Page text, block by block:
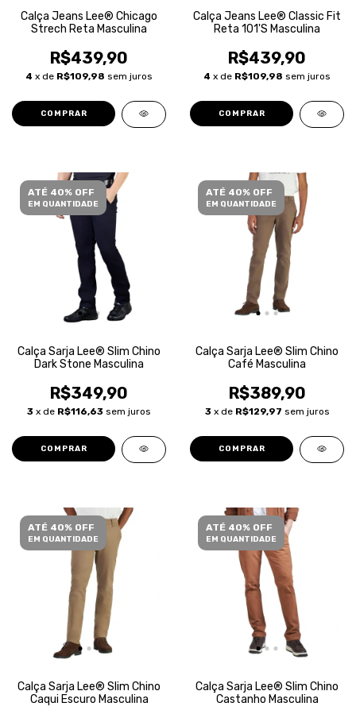
Calça Jeans Lee® Chicago
Strech Reta Masculina
R$439,90
4 x de R$109,98 sem juros
COMPRAR
Calça Jeans Lee® Classic Fit
Reta 101'S Masculina
R$439,90
4 x de R$109,98 sem juros
COMPRAR
ATÉ 40% OFF
EM QUANTIDADE
Calça Sarja Lee® Slim Chino
Dark Stone Masculina
R$349,90
3 x de R$116,63 sem juros
COMPRAR
ATÉ 40% OFF
EM QUANTIDADE
Calça Sarja Lee® Slim Chino
Café Masculina
R$389,90
3 x de R$129,97 sem juros
COMPRAR
ATÉ 40% OFF
EM QUANTIDADE
Calça Sarja Lee® Slim Chino
Caqui Escuro Masculina
ATÉ 40% OFF
EM QUANTIDADE
Calça Sarja Lee® Slim Chino
Castanho Masculina